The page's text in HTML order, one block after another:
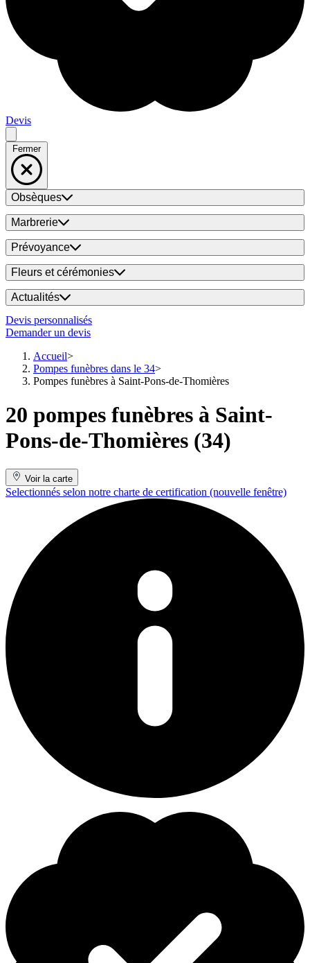
Devis
Fermer
Obsèques
Marbrerie
Prévoyance
Fleurs et cérémonies
Actualités
Devis personnalisés
Demander un devis
Accueil
Pompes funèbres dans le 34
Pompes funèbres à Saint-Pons-de-Thomières
20 pompes funèbres à Saint-
Pons-de-Thomières (34)
Voir la carte
Selectionnés selon notre charte de certification (nouvelle fenêtre)